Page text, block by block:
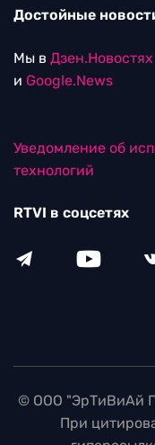
Достойные
Мы в Дзен.Новостях
и Google.News
Уведомление об
технологий
RTVI в соцсетях
© ООО "ЭрТиВиАй
При